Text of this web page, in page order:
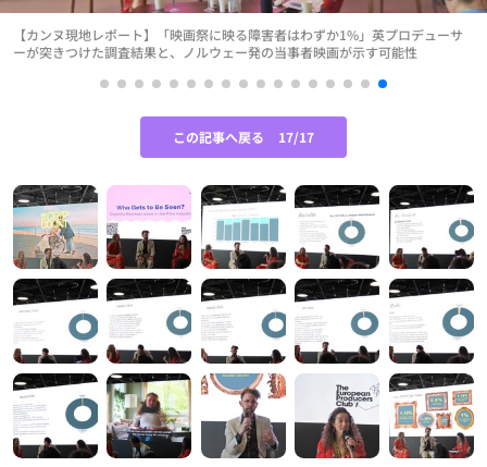
【カンヌ現地レポート】「映画祭に映る障害者はわずか1%」英プロデューサ
ーが突きつけた調査結果と、ノルウェー発の当事者映画が示す可能性
この記事へ戻る 17/17